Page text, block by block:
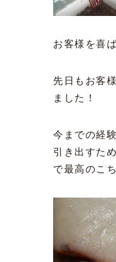
お客様を喜
先日もお客
ました！
今までの経
引き出すた
で最高のこ